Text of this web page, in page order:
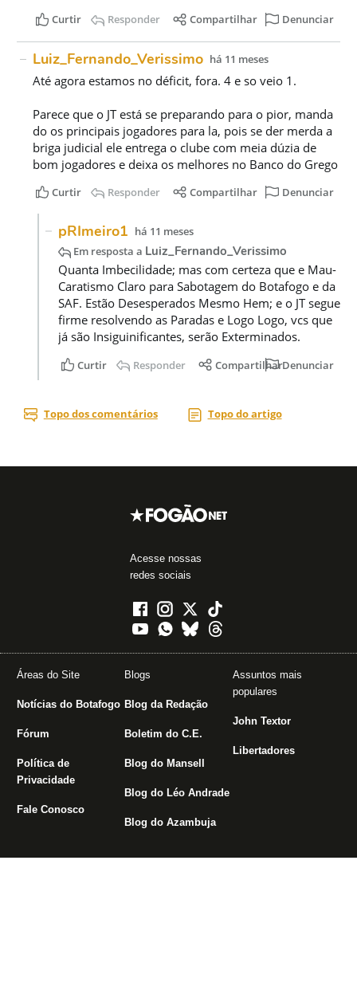
Acesse nossas
redes sociais
Áreas do Site
Notícias do Botafogo
Fórum
Política de
Privacidade
Fale Conosco
Blogs
Blog da Redação
Boletim do C.E.
Blog do Mansell
Blog do Léo Andrade
Blog do Azambuja
Assuntos mais
populares
John Textor
Libertadores